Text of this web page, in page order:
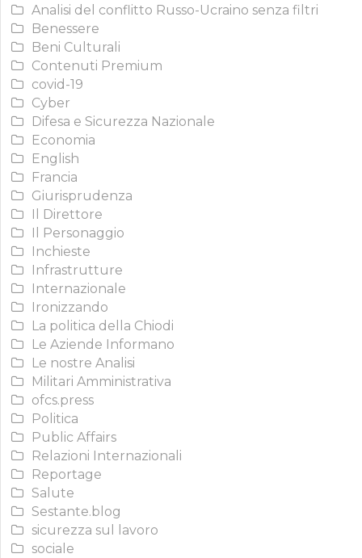
Analisi del conflitto Russo-Ucraino senza filtri
Benessere
Beni Culturali
Contenuti Premium
covid-19
Cyber
Difesa e Sicurezza Nazionale
Economia
English
Francia
Giurisprudenza
Il Direttore
Il Personaggio
Inchieste
Infrastrutture
Internazionale
Ironizzando
La politica della Chiodi
Le Aziende Informano
Le nostre Analisi
Militari Amministrativa
ofcs.press
Politica
Public Affairs
Relazioni Internazionali
Reportage
Salute
Sestante.blog
sicurezza sul lavoro
sociale